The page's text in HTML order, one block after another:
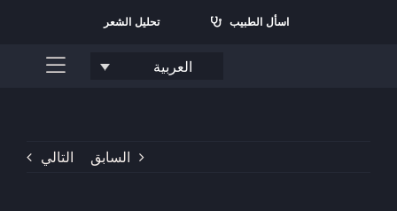
اسأل الطبيب تحليل الشعر
العربية
تبديل
السابق التالي